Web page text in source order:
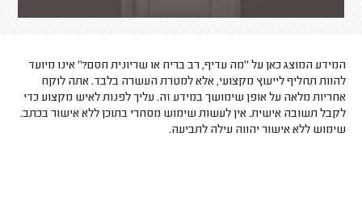
המידע המוצג כאן על "מה עדיף, רב בריח או שריונית חסם?" אינו מיועד
להוות תחליף לייעוץ מקצועי, אלא למטרת העשרה בלבד. אתה לוקח
אחריות מלאה על אופן שימושך במידע זה. עליך לפנות לאיש מקצוע כדי
לקבל תשובה אישית. אין לעשות שימוש מסחרי בתוכן ללא אישור בכתב.
שימוש ללא אישור יהווה עילה לתביעה.